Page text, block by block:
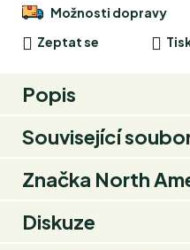
Zeptat se
Možnosti dopravy
Popis
Související
Značka North
Diskuze